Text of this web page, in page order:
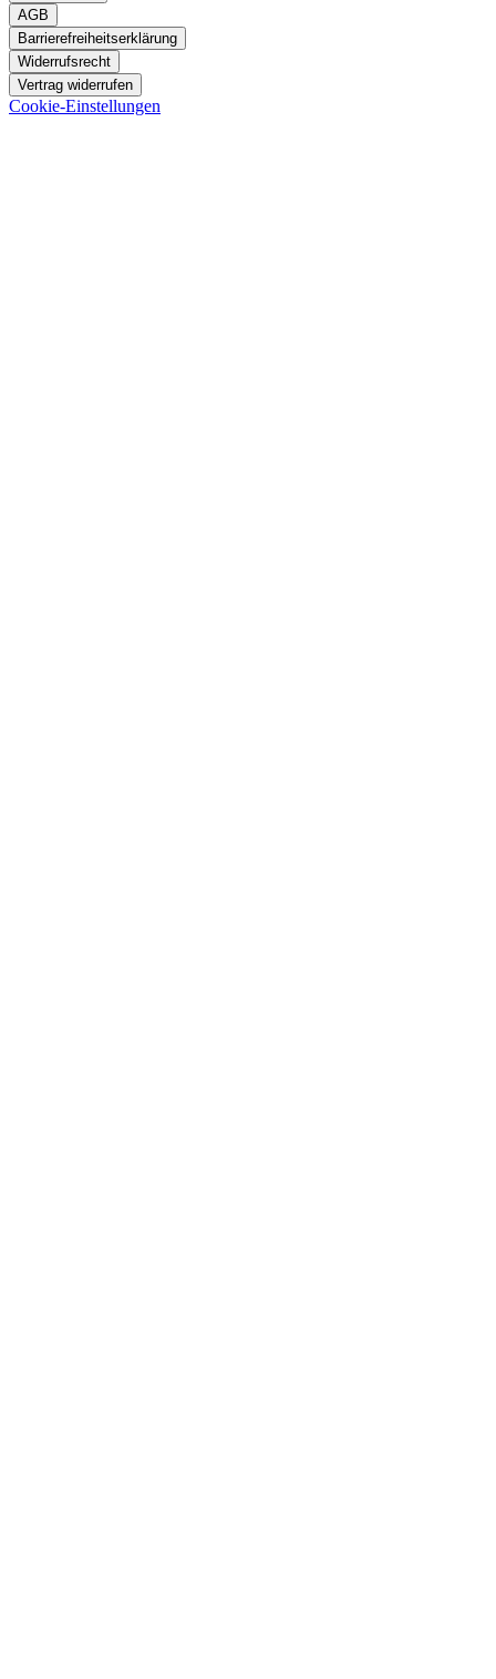
AGB
Barrierefreiheitserklärung
Widerrufsrecht
Vertrag widerrufen
Cookie-Einstellungen